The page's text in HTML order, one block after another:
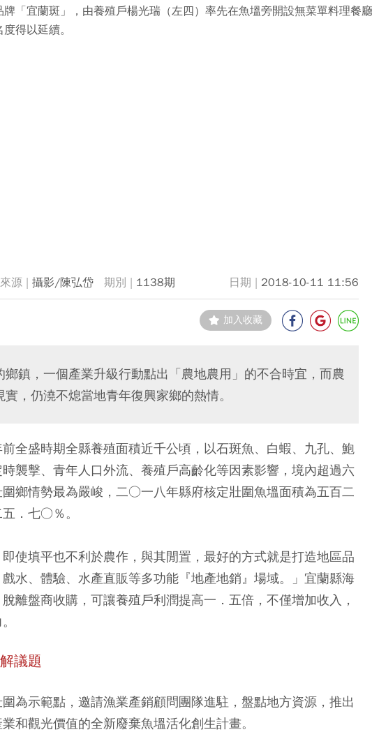
「宜蘭斑」，由養殖戶楊光瑞（左四）率先在魚塭旁開設無菜單料理餐
得以延續。
攝影/陳弘岱 1138期 2018-10-11 11:56
加入收藏
鎮，一個產業升級行動點出「農地農用」的不合時宜，而農
，仍澆不熄當地青年復興家鄉的熱情。
全盛時期全縣養殖面積近千公頃，以石斑魚、白蝦、九孔、鮑
襲擊、青年人口外流、養殖戶高齡化等因素影響，境內超過六
鄉情勢最為嚴峻，二○一八年縣府核定壯圍魚塭面積為五百二
．七○％。
使填平也不利於農作，與其閒置，最好的方式就是打造地區品
水、體驗、水產直販等多功能『地產地銷』場域。」宜蘭縣海
離盤商收購，可讓養殖戶利潤提高一．五倍，不僅增加收入，
議題
為示範點，邀請漁業產銷顧問團隊進駐，盤點地方資源，推出
和觀光價值的全新廢棄魚塭活化創生計畫。